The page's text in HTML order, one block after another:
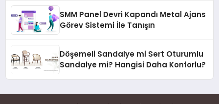
SMM Panel Devri Kapandı Metal Ajans
Görev Sistemi İle Tanışın
Döşemeli Sandalye mi Sert Oturumlu
Sandalye mi? Hangisi Daha Konforlu?